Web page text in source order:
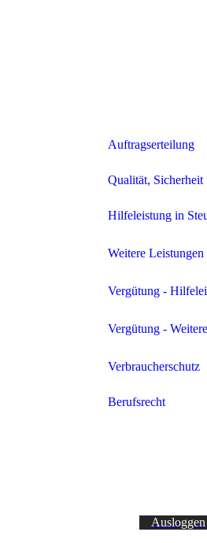
Auftragserteilung
Qualität, Sicherheit
Hilfeleistung in
Beratung und
Personalwesen
Weitere Leistungen
Insolvenzwesen
Vergütung -
Vergütung - Weitere
Honorarmethoden
Verbraucherschutz
Berufsrecht
Ausloggen